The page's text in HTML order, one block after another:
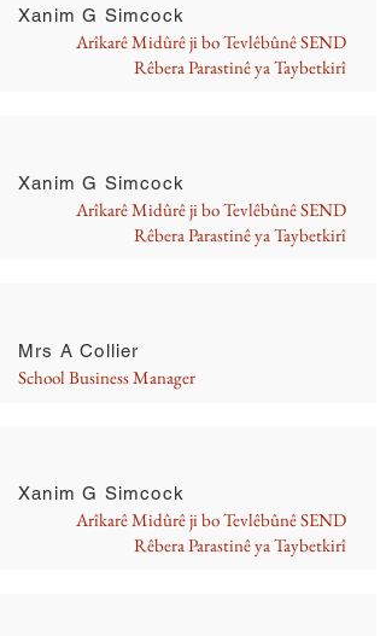
Xanim G Simcock
Arîkarê Midûrê ji bo Tevlêbûnê SEND
Rêbera Parastinê ya Taybetkirî
Xanim G Simcock
Arîkarê Midûrê ji bo Tevlêbûnê SEND
Rêbera Parastinê ya Taybetkirî
Mrs A Collier
School Business Manager
Xanim G Simcock
Arîkarê Midûrê ji bo Tevlêbûnê SEND
Rêbera Parastinê ya Taybetkirî